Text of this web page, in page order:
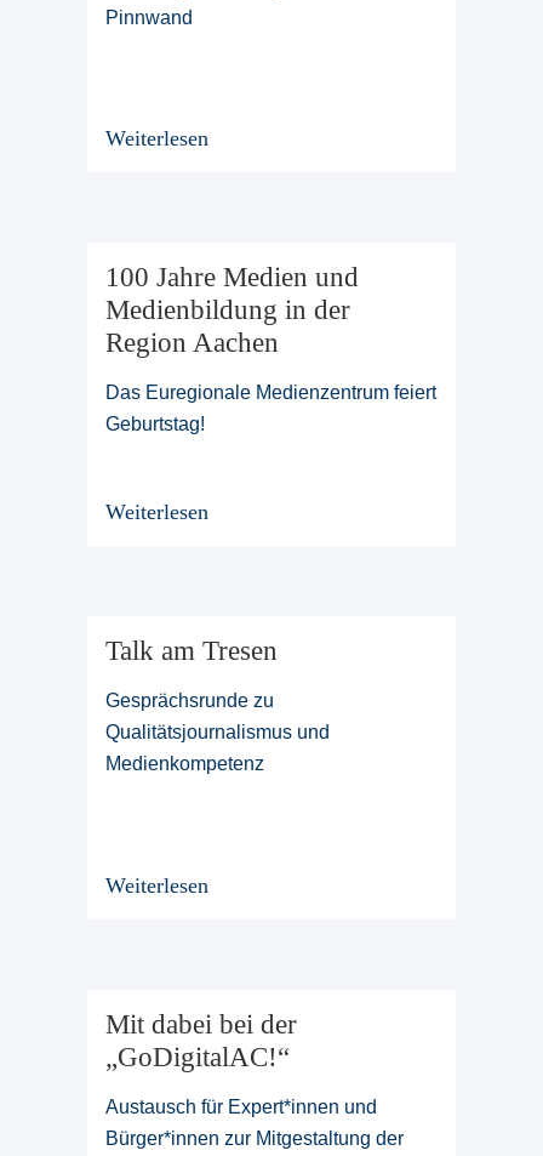
Pinnwand
Weiterlesen
100 Jahre Medien und
Medienbildung in der
Region Aachen
Das Euregionale Medienzentrum feiert
Geburtstag!
Weiterlesen
Talk am Tresen
Gesprächsrunde zu
Qualitätsjournalismus und
Medienkompetenz
Weiterlesen
Mit dabei bei der
„GoDigitalAC!“
Austausch für Expert*innen und
Bürger*innen zur Mitgestaltung der